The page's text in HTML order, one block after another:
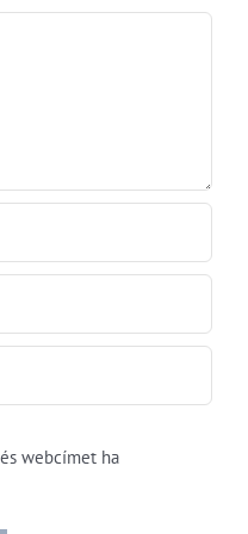
webcímet ha